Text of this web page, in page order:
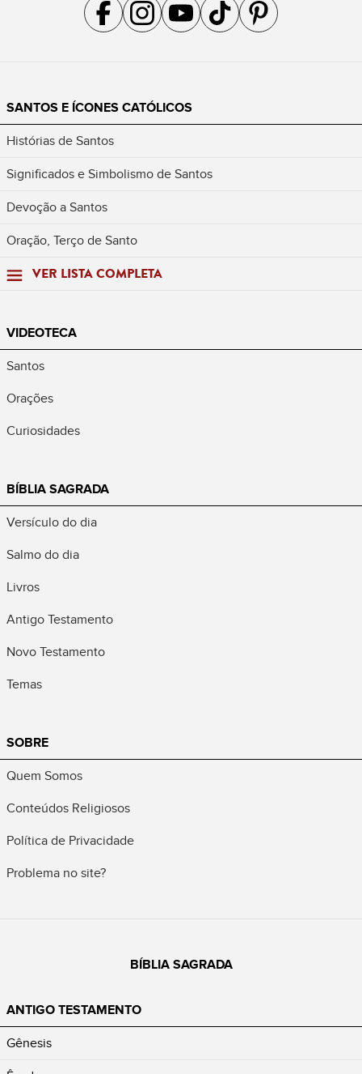
Acompanhe a gente no Facebook
Acompanhe a gente no Instagram
Acompanhe a gente no YouTube
Acompanhe a gente no TikTok
Acompanhe a gente no
SANTOS E ÍCONES CATÓLICOS
Histórias de Santos
Significados e Simbolismo de Santos
Devoção a Santos
Oração, Terço de Santo
VER LISTA COMPLETA
VIDEOTECA
Santos
Orações
Curiosidades
BÍBLIA SAGRADA
Versículo do dia
Salmo do dia
Livros
Antigo Testamento
Novo Testamento
Temas
SOBRE
Quem Somos
Conteúdos Religiosos
Política de Privacidade
Problema no site?
BÍBLIA SAGRADA
ANTIGO TESTAMENTO
Gênesis